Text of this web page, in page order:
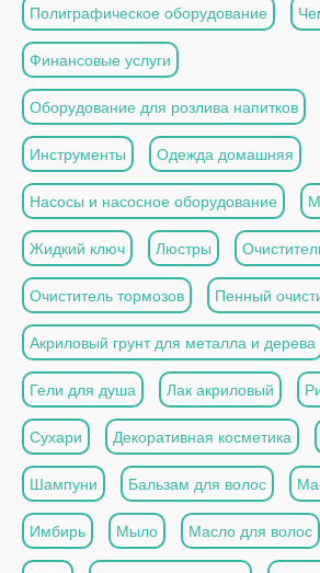
Полиграфическое оборудование
Финансовые услуги
Оборудование для розлива напитков
Инструменты Одежда домашняя
Насосы и насосное оборудование
Жидкий ключ Люстры
Очиститель тормозов Пенный
Акриловый грунт для металла и дерева
Гели для душа Лак акриловый
Сухари Декоративная косметика
Шампуни Бальзам для волос
Имбирь Мыло Масло для волос